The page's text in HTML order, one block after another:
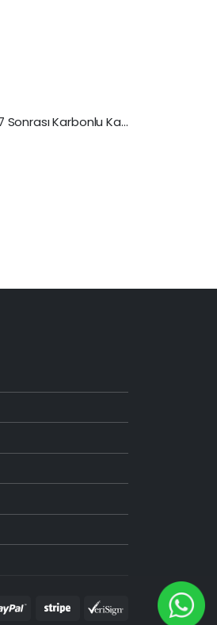
Fiat Linea 2007 Sonrası Karbonlu Kabin Filtresi